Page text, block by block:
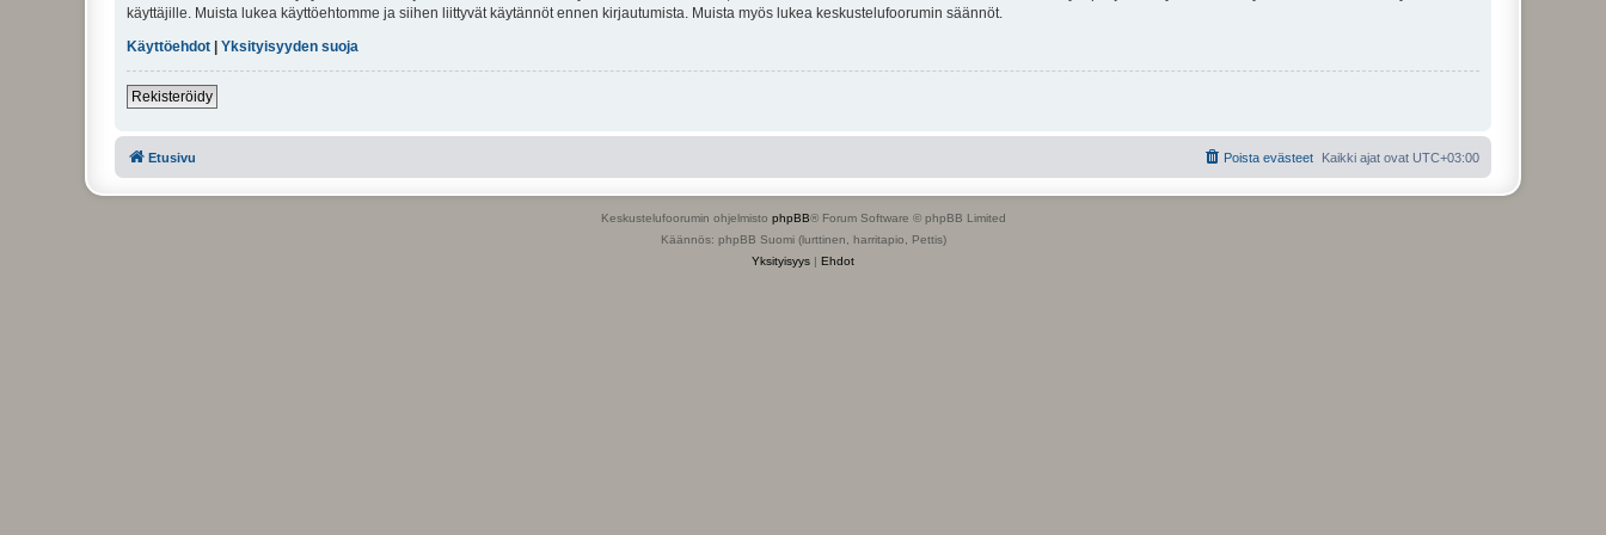
käyttäjille. Muista lukea käyttöehtomme ja siihen liittyvät käytännöt ennen kirjautumista. Muista myös lukea keskustelufoorumin säännöt.
Käyttöehdot
Yksityisyyden suoja
Rekisteröidy
Etusivu Kaikki ajat ovat UTC+03:00
Poista evästeet
Keskustelufoorumin ohjelmisto phpBB® Forum Software © phpBB Limited
Käännös: phpBB Suomi (lurttinen, harritapio, Pettis)
Yksityisyys | Ehdot